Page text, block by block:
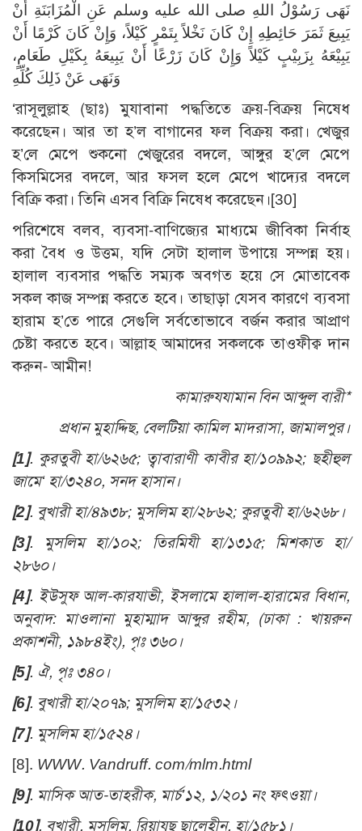
نَهَى رَسُوْلُ اللهِ صلى الله عليه وسلم عَنِ الْمُزَابَنَةِ أَنْ
يَبِيعَ ثَمَرَ حَائِطِهِ إِنْ كَانَ نَخْلاً بِتَمْرٍ كَيْلاً، وَإِنْ كَانَ كَرْمًا أَنْ
يَبِيْعَهُ بِزَبِيْبٍ كَيْلاً وَإِنْ كَانَ زَرْعًا أَنْ يَبِيعَهُ بِكَيْلِ طَعَامٍ،
وَنَهَى عَنْ ذَلِكَ كُلِّهِ
‘রাসূলুল্লাহ (ছাঃ) মুযাবানা পদ্ধতিতে ক্রয়-বিক্রয় নিষেধ
করেছেন। আর তা হ’ল বাগানের ফল বিক্রয় করা। খেজুর
হ’লে মেপে শুকনো খেজুরের বদলে, আঙ্গুর হ’লে মেপে
কিসমিসের বদলে, আর ফসল হলে মেপে খাদ্যের বদলে
বিক্রি করা। তিনি এসব বিক্রি নিষেধ করেছেন।[30]
পরিশেষে বলব, ব্যবসা-বাণিজ্যের মাধ্যমে জীবিকা নির্বাহ
করা বৈধ ও উত্তম, যদি সেটা হালাল উপায়ে সম্পন্ন হয়।
হালাল ব্যবসার পদ্ধতি সম্যক অবগত হয়ে সে মোতাবেক
সকল কাজ সম্পন্ন করতে হবে। তাছাড়া যেসব কারণে ব্যবসা
হারাম হ’তে পারে সেগুলি সর্বতোভাবে বর্জন করার আপ্রাণ
চেষ্টা করতে হবে। আল্লাহ আমাদের সকলকে তাওফীক্ব দান
করুন- আমীন!
কামারুযযামান বিন আব্দুল বারী*
প্রধান মুহাদ্দিছ, বেলটিয়া কামিল মাদরাসা, জামালপুর।
[1]. কুরতুবী হা/৬২৬৫; ত্বাবারাণী কাবীর হা/১০৯৯২; ছহীহুল
জামে‘ হা/৩২৪০, সনদ হাসান।
[2]. বুখারী হা/৪৯৩৮; মুসলিম হা/২৮৬২; কুরতুবী হা/৬২৬৮।
[3]. মুসলিম হা/১০২; তিরমিযী হা/১৩১৫; মিশকাত হা/
২৮৬০।
[4]. ইউসুফ আল-কারযাভী, ইসলামে হালাল-হারামের বিধান,
অনুবাদ: মাওলানা মুহাম্মাদ আব্দুর রহীম, (ঢাকা : খায়রুন
প্রকাশনী, ১৯৮৪ইং), পৃঃ ৩৬০।
[5]. ঐ, পৃঃ ৩৪০।
[6]. বুখারী হা/২০৭৯; মুসলিম হা/১৫৩২।
[7]. মুসলিম হা/১৫২৪।
[8]. WWW. Vandruff. com/mlm.html
[9]. মাসিক আত-তাহরীক, মার্চ’১২, ১/২০১ নং ফৎওয়া।
[10]. বুখারী, মুসলিম, রিয়াযুছ ছালেহীন, হা/১৫৮১।